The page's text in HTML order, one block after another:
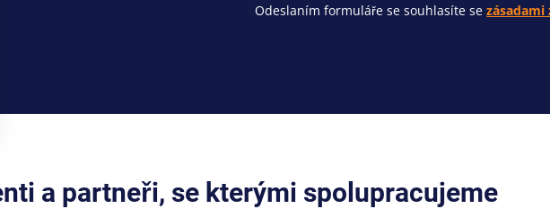
Odeslaním formuláře se souhlasíte sezásadami
a partneři, se kterými spolupracujeme